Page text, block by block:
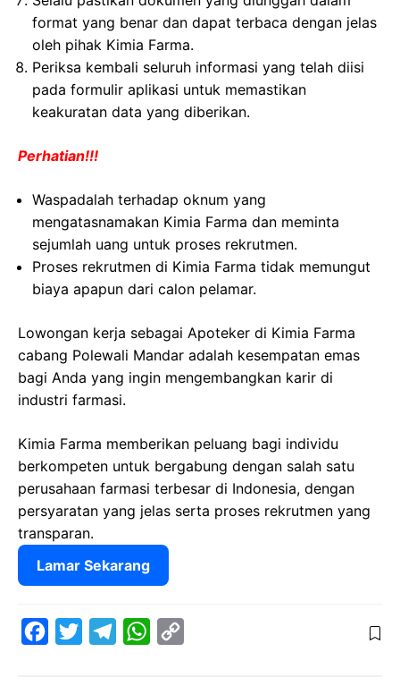
format yang benar dan dapat terbaca dengan jelas
oleh pihak Kimia Farma.
Periksa kembali seluruh informasi yang telah diisi
pada formulir aplikasi untuk memastikan
keakuratan data yang diberikan.
Perhatian!!!
Waspadalah terhadap oknum yang
mengatasnamakan Kimia Farma dan meminta
sejumlah uang untuk proses rekrutmen.
Proses rekrutmen di Kimia Farma tidak memungut
biaya apapun dari calon pelamar.
Lowongan kerja sebagai Apoteker di Kimia Farma
cabang Polewali Mandar adalah kesempatan emas
bagi Anda yang ingin mengembangkan karir di
industri farmasi.
Kimia Farma memberikan peluang bagi individu
berkompeten untuk bergabung dengan salah satu
perusahaan farmasi terbesar di Indonesia, dengan
persyaratan yang jelas serta proses rekrutmen yang
transparan.
Lamar Sekarang
W